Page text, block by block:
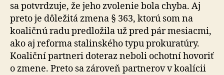
sa potvrdzuje, že jeho zvolenie bola chyba. Aj
preto je dôležitá zmena § 363, ktorú som na
koaličnú radu predložila už pred pár mesiacmi,
ako aj reforma stalinského typu prokuratúry.
Koaliční partneri doteraz neboli ochotní hovoriť
o zmene. Preto sa zároveň partnerov v koalícii